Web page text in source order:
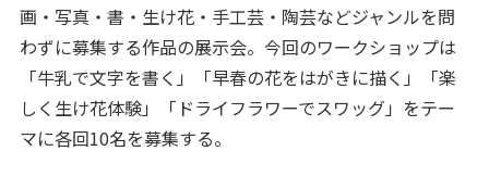
画・写真・書・生け花・手工芸・陶芸などジャンルを問
わずに募集する作品の展示会。今回のワークショップは
「牛乳で文字を書く」「早春の花をはがきに描く」「楽
しく生け花体験」「ドライフラワーでスワッグ」をテー
マに各回10名を募集する。